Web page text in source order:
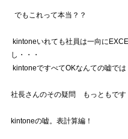
  でもこれって本当？？
し・・・
kintoneですべてOKなんての嘘では
社長さんのその疑問　もっともです
kintoneの嘘。表計算編！